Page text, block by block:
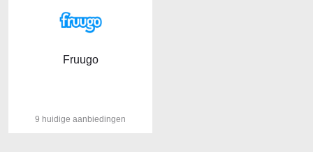
Fruugo
9 huidige aanbiedingen